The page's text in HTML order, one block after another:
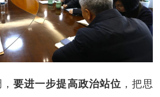
要进一步提高政治站位 ，把思